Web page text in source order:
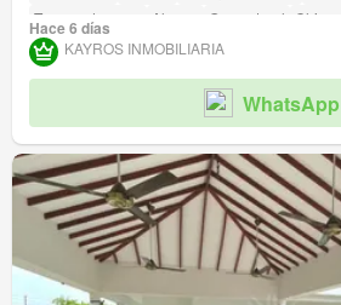
Tanque de agua
Alarma Gas natural
Seguridad privada Gimnasio
Jardín
Acceso para personas con discapacidad
Hace 6 días
KAYROS INMOBILIARIA
WhatsApp